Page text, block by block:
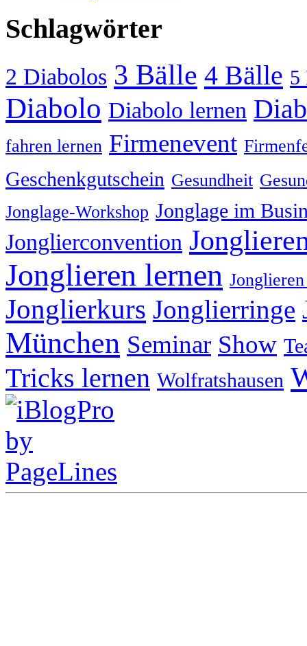
Schlagwörter
2 Diabolos 3 Bälle 4 Bälle 5
Diabolo Diabolo lernen
fahren lernen Firmenevent
Geschenkgutschein Gesundheit
Jonglage-Workshop Jonglage im
Jonglierconvention
Jonglieren lernen
Jonglierkurs Jonglierringe
München Seminar Show
Tricks lernen Wolfratshausen